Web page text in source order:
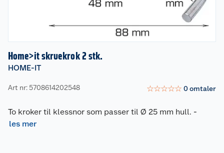
Home>it skruekrok 2 stk.
HOME-IT
Art nr: 5708614202548 ☆☆☆☆☆ 0omtaler
To kroker til klessnor som passer til Ø 25 mm hull. -
les mer